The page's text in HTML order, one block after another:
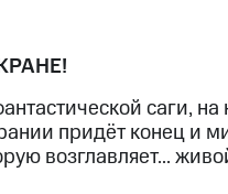
15%
МТСНастройки
картуМТС Pay
часы и трекеры
саги,
придёт конец и
возглавляет...